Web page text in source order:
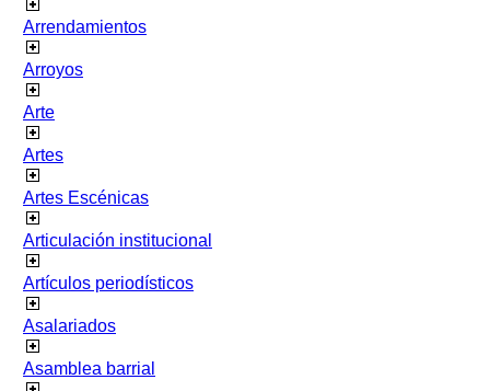
Arrendamientos
Arroyos
Arte
Artes
Artes Escénicas
Articulación institucional
Artículos periodísticos
Asalariados
Asamblea barrial